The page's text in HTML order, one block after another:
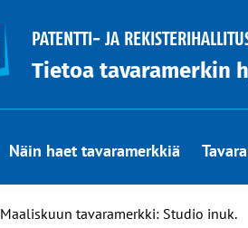
PATENTTI- JA
Tietoa tavaramerkin
Näin haet tavaramerkkiä
Maaliskuun tavaramerkki: Studio inuk.